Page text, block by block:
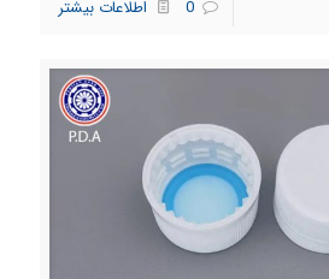
0 اطلاعات بیشتر